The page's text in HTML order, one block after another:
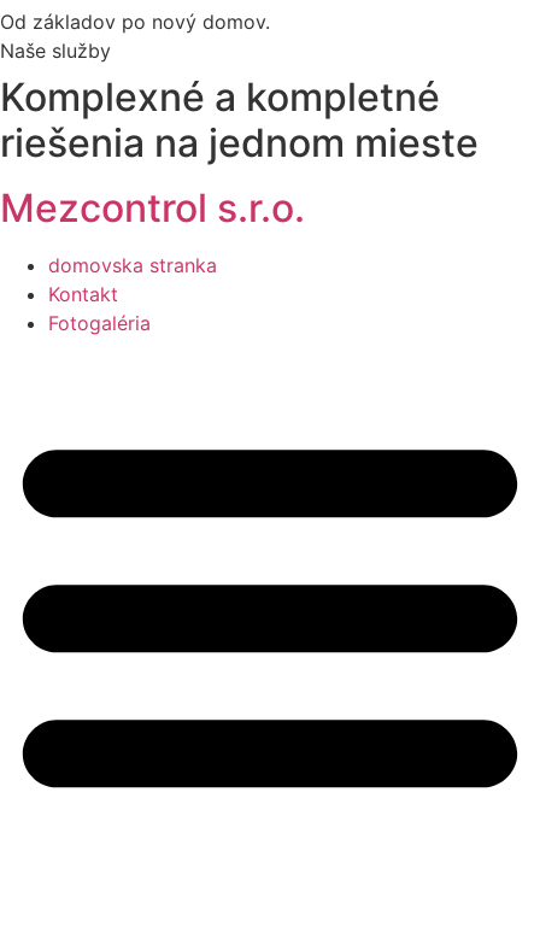
Od základov po nový domov.
Naše služby
Komplexné a kompletné
riešenia na jednom mieste
Mezcontrol s.r.o.
domovska stranka
Kontakt
Fotogaléria